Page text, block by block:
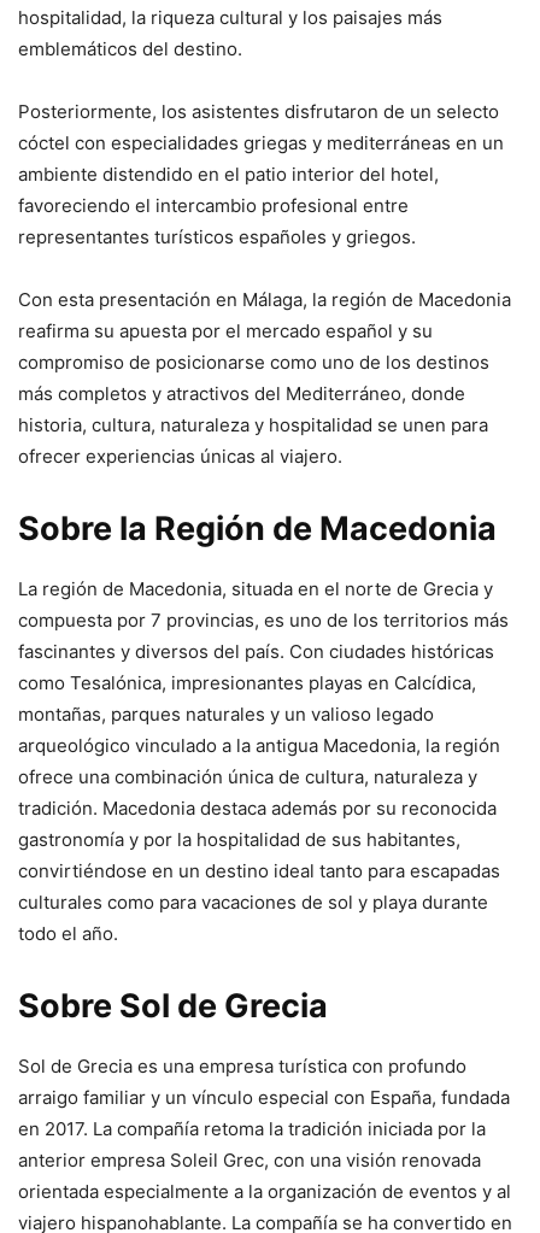
hospitalidad, la riqueza cultural y los paisajes más
emblemáticos del destino.
Posteriormente, los asistentes disfrutaron de un selecto
cóctel con especialidades griegas y mediterráneas en un
ambiente distendido en el patio interior del hotel,
favoreciendo el intercambio profesional entre
representantes turísticos españoles y griegos.
Con esta presentación en Málaga, la región de Macedonia
reafirma su apuesta por el mercado español y su
compromiso de posicionarse como uno de los destinos
más completos y atractivos del Mediterráneo, donde
historia, cultura, naturaleza y hospitalidad se unen para
ofrecer experiencias únicas al viajero.
Sobre la Región de Macedonia
La región de Macedonia, situada en el norte de Grecia y
compuesta por 7 provincias, es uno de los territorios más
fascinantes y diversos del país. Con ciudades históricas
como Tesalónica, impresionantes playas en Calcídica,
montañas, parques naturales y un valioso legado
arqueológico vinculado a la antigua Macedonia, la región
ofrece una combinación única de cultura, naturaleza y
tradición. Macedonia destaca además por su reconocida
gastronomía y por la hospitalidad de sus habitantes,
convirtiéndose en un destino ideal tanto para escapadas
culturales como para vacaciones de sol y playa durante
todo el año.
Sobre Sol de Grecia
Sol de Grecia es una empresa turística con profundo
arraigo familiar y un vínculo especial con España, fundada
en 2017. La compañía retoma la tradición iniciada por la
anterior empresa Soleil Grec, con una visión renovada
orientada especialmente a la organización de eventos y al
viajero hispanohablante. La compañía se ha convertido en